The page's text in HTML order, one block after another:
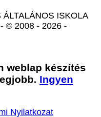
ISKOLA
© 2008 - 2026 -
weblap készítés
Ingyen
Nyilatkozat